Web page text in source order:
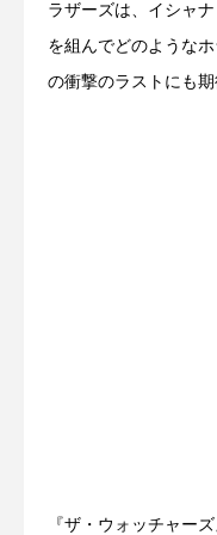
ラザーズは、イシャ
を組んでどのような
の衝撃のラストにも期
『ザ・ウォッチャー